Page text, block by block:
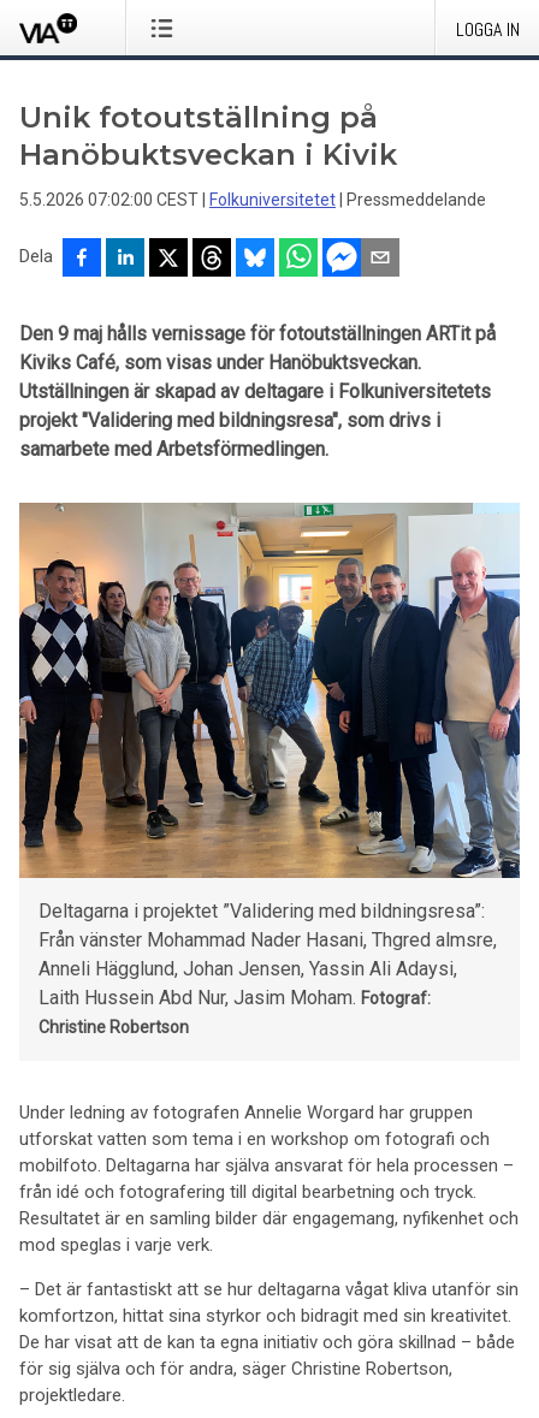
LOGGA IN
Unik fotoutställning på
Hanöbuktsveckan i Kivik
5.5.2026 07:02:00 CEST Folkuniversitetet Pressmeddelande
Dela
Den 9 maj hålls vernissage för fotoutställningen ARTit på
Kiviks Café, som visas under Hanöbuktsveckan.
Utställningen är skapad av deltagare i Folkuniversitetets
projekt "Validering med bildningsresa", som drivs i
samarbete med Arbetsförmedlingen.
Deltagarna i projektet ”Validering med bildningsresa”:
Från vänster Mohammad Nader Hasani, Thgred almsre,
Anneli Hägglund, Johan Jensen, Yassin Ali Adaysi,
Laith Hussein Abd Nur, Jasim Moham. Fotograf:
Christine Robertson
Under ledning av fotografen Annelie Worgard har gruppen
utforskat vatten som tema i en workshop om fotografi och
mobilfoto. Deltagarna har själva ansvarat för hela processen –
från idé och fotografering till digital bearbetning och tryck.
Resultatet är en samling bilder där engagemang, nyfikenhet och
mod speglas i varje verk.
– Det är fantastiskt att se hur deltagarna vågat kliva utanför sin
komfortzon, hittat sina styrkor och bidragit med sin kreativitet.
De har visat att de kan ta egna initiativ och göra skillnad – både
för sig själva och för andra, säger Christine Robertson,
projektledare.